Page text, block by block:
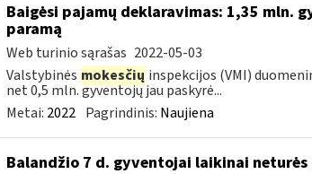
Baigėsi pajamų deklaravimas: 1,35 mln.
paramą
Web turinio sąrašas 2022-05-03
Valstybinės mokesčių inspekcijos (VMI)
net 0,5 mln. gyventojų jau paskyrė...
Metai: 2022 Pagrindinis: Naujiena
Balandžio 7 d. gyventojai laikinai